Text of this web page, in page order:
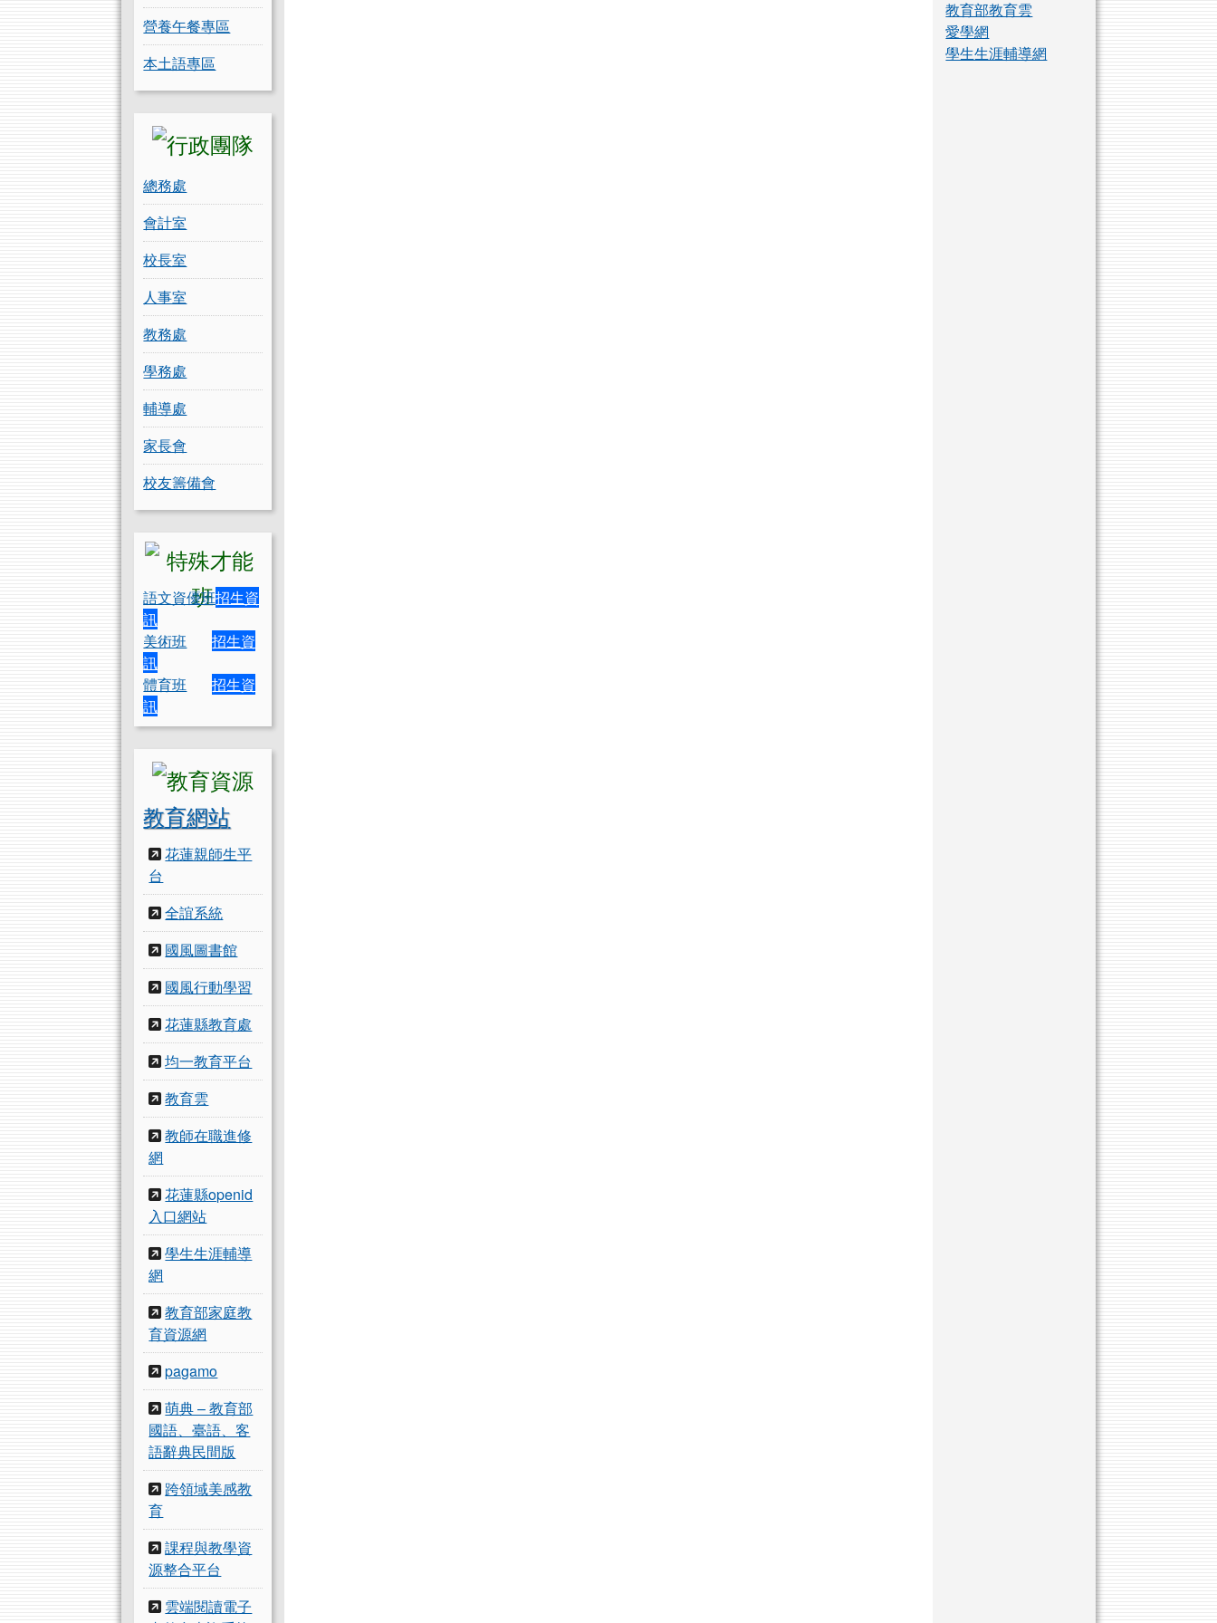
營養午餐專區
本土語專區
總務處
會計室
校長室
人事室
教務處
學務處
輔導處
家長會
校友籌備會
語文資優班招生資
訊
美術班
招生資
訊
體育班
招生資
訊
教育網站
花蓮親師生平
台
全誼系統
國風圖書館
國風行動學習
花蓮縣教育處
均一教育平台
教育雲
教師在職進修
網
花蓮縣openid
入口網站
學生生涯輔導
網
教育部家庭教
育資源網
pagamo
萌典 – 教育部
國語、臺語、客
語辭典民間版
跨領域美感教
育
課程與教學資
源整合平台
雲端閱讀電子
教育部教育雲
愛學網
學生生涯輔導網